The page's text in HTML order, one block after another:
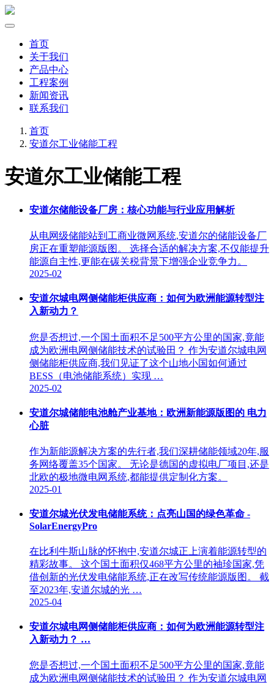
首页
关于我们
产品中心
工程案例
新闻资讯
联系我们
首页
安道尔工业储能工程
安道尔工业储能工程
安道尔储能设备厂房：核心功能与行业应用解析
从电网级储能站到工商业微网系统,安道尔的储能设备厂
房正在重塑能源版图。 选择合适的解决方案,不仅能提升
能源自主性,更能在碳关税背景下增强企业竞争力。
2025-02
安道尔城电网侧储能柜供应商：如何为欧洲能源转型注
入新动力？
您是否想过,一个国土面积不足500平方公里的国家,竟能
成为欧洲电网侧储能技术的试验田？ 作为安道尔城电网
侧储能柜供应商,我们见证了这个山地小国如何通过
BESS（电池储能系统）实现 …
2025-02
安道尔城储能电池舱产业基地：欧洲新能源版图的 电力
心脏
作为新能源解决方案的先行者,我们深耕储能领域20年,服
务网络覆盖35个国家。 无论是德国的虚拟电厂项目,还是
北欧的极地微电网系统,都能提供定制化方案。
2025-01
安道尔城光伏发电储能系统：点亮山国的绿色革命 -
SolarEnergyPro
在比利牛斯山脉的怀抱中,安道尔城正上演着能源转型的
精彩故事。 这个国土面积仅468平方公里的袖珍国家,凭
借创新的光伏发电储能系统,正在改写传统能源版图。 截
至2023年,安道尔城的光 …
2025-04
安道尔城电网侧储能柜供应商：如何为欧洲能源转型注
入新动力？ …
您是否想过,一个国土面积不足500平方公里的国家,竟能
成为欧洲电网侧储能技术的试验田？ 作为安道尔城电网